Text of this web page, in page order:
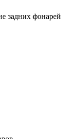
задних фонарей